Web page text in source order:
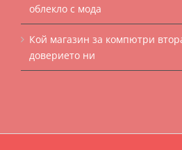
облекло с мода
Кой магазин за компютри
доверието ни